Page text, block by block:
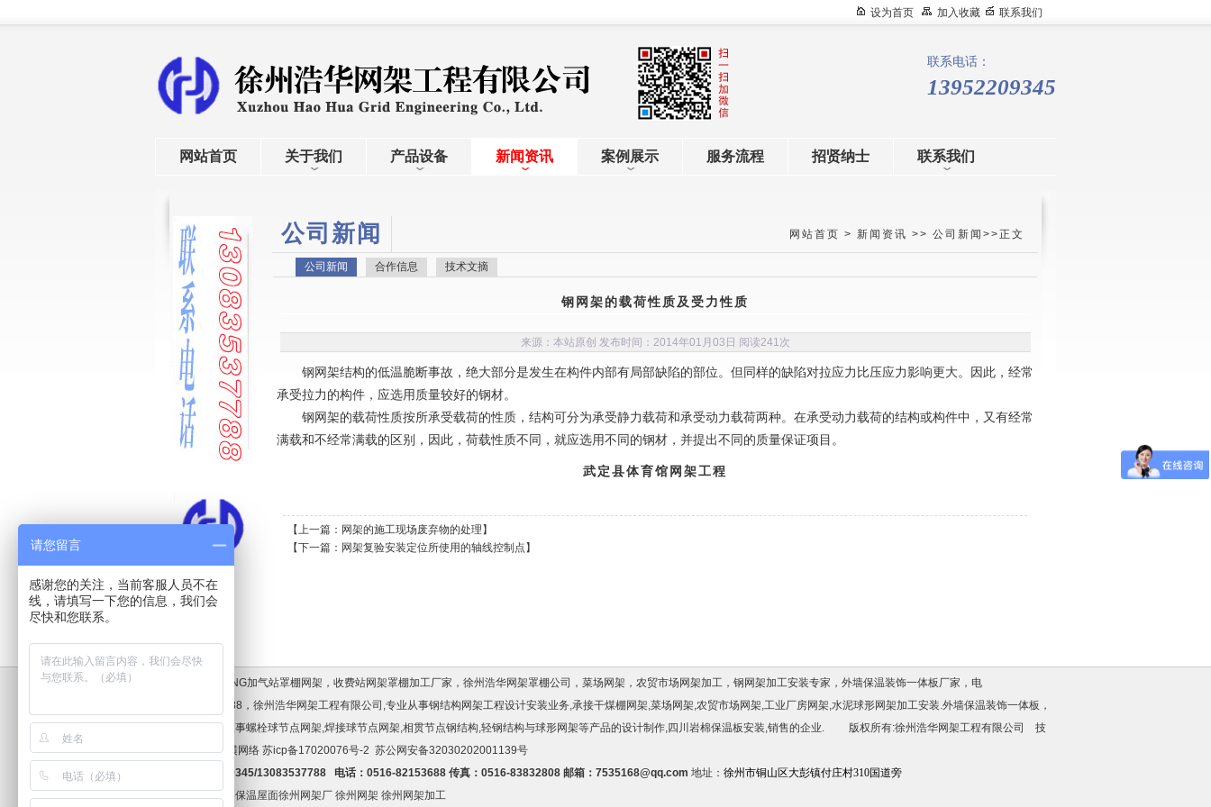
设为首页 加入收藏 联系我们
联系电话：
13952209345
网站首页 关于我们 产品设备 新闻资讯 案例展示 服务流程 招贤纳士 联系我们
公司新闻 网站首页 > 新闻资讯 >> 公司新闻 >>正文
公司新闻 合作信息 技术文摘
钢网架的载荷性质及受力性质
来源：本站原创 发布时间：2014年01月03日 阅读241次
钢 网架结构的低温脆断事故，绝大部分是发生在构件内部有局部缺陷的部位。但同样的缺陷对拉应力比压应力影响更大。因此，经常
承受拉力的构件，应选用质量较好的钢材。
钢网架的载荷性质按所承受载荷的性质，结构可分为承受静力载荷和承受动力载荷两种。在承受动力载荷的结构或构件中，又有经常
满载和不经常满载的区别，因此，荷载性质不同，就应选用不同的钢材，并提出不同的质量保证项目。
武定县体育馆网架工程
【上一篇： 网架的施工现场废弃物的处理 】
【下一篇： 网架复验安装定位所使用的轴线控制点 】
加油站罩棚，LNG加气站罩棚网架，收费站网架罩棚加工厂家，徐州浩华网架罩棚公司，菜场网架，农贸市场网架加工，钢网架加工安装专家， 外墙保温装饰一体板厂家 ，电
话:13083537788，徐州浩华网架工程有限公司,专业从事钢结构网架工程设计安装业务,承接干煤棚网架,菜场网架,农贸市场网架,工业厂房网架,水泥球形网架加工安装.外墙保温装饰一体板 ，
浩华网架专业从事螺栓球节点网架,焊接球节点网架,相贯节点钢结构,轻钢结构与球形网架等产品的设计制作,四川岩棉保温板安装,销售的企业. 版权所有:徐州浩华网架工程有限公司 技
术支持:徐州纵横网络 苏icp备17020076号-2 苏公网安备32030202001139号
手机:13952209345/13083537788 电话：0516-82153688 传真：0516-83832808 邮箱：7535168@qq.com 地址： 徐州市铜山区大彭镇付庄村310国道旁
友情链接：网架保温屋面徐州网架厂 徐州网架 徐州网架加工
请您留言
感谢您的关注，当前客服人员不在
线，请填写一下您的信息，我们会
尽快和您联系。